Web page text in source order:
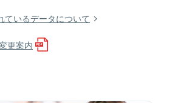
ているデータについて
更案内